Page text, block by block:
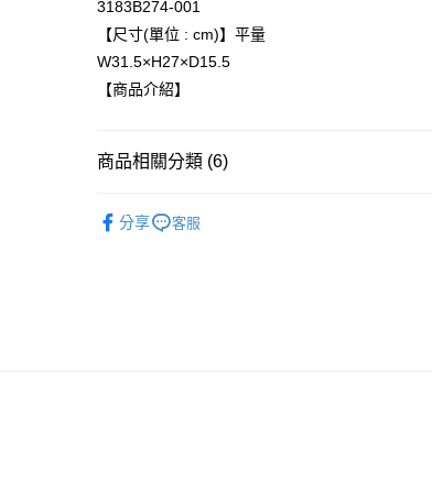
每筆NT$80，滿NT$6,000(含以上)免運費
付款後全家取貨
每筆NT$80，滿NT$6,000(含以上)免運費
每筆NT$80，滿NT$6,000(含以上)免運費
3183B274-001
【尺寸(單位 : cm)】平量
W31.5×H27×D15.5
【商品介紹】
商品相關分類 (6)
分享 客服